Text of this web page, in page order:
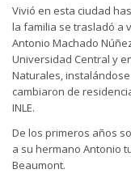
Vivió en esta ciudad
la familia se trasladó a
Antonio Machado
Universidad Central y
Naturales,
cambiaron de
INLE.
De los primeros años
a su hermano Antonio
Beaumont.